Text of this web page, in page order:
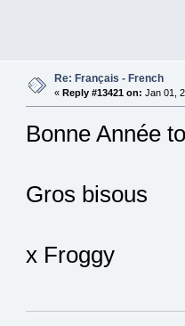
Re: Français - French
« Reply #13421 on: Jan 01,
Bonne Année
Gros bisous
x Froggy